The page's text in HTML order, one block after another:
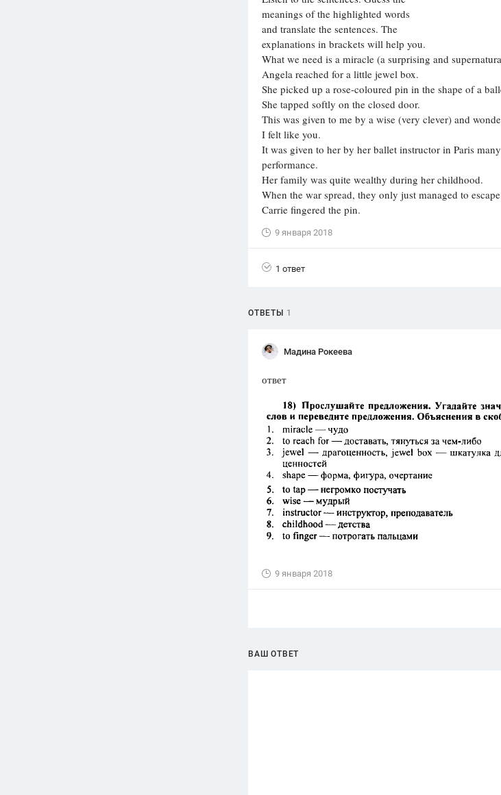
1752 ответа
Олимпиады
ответа
Spotlight
ответ
ГИА
ответов
meanings of the highlighted words
and translate the sentences. The
explanations in brackets will help you.
What we need is a miracle (a surprising and
Angela reached for a little jewel box.
She picked up a rose-coloured pin in the shape of a
She tapped softly on the closed door.
This was given to me by a wise (very clever) and
I felt like you.
It was given to her by her ballet instructor in Paris
performance.
Her family was quite wealthy during her childhood.
When the war spread, they only just managed to
Carrie fingered the pin.
9 января 2018
1 ответ
ОТВЕТЫ 1
Мадина Рокеева
ответ
9 января 2018
ВАШ ОТВЕТ